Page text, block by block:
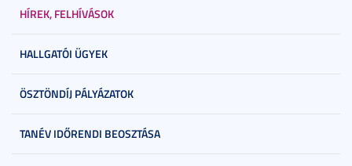
HÍREK, FELHÍVÁSOK
HALLGATÓI ÜGYEK
ÖSZTÖNDÍJ PÁLYÁZATOK
TANÉV IDŐRENDI BEOSZTÁSA